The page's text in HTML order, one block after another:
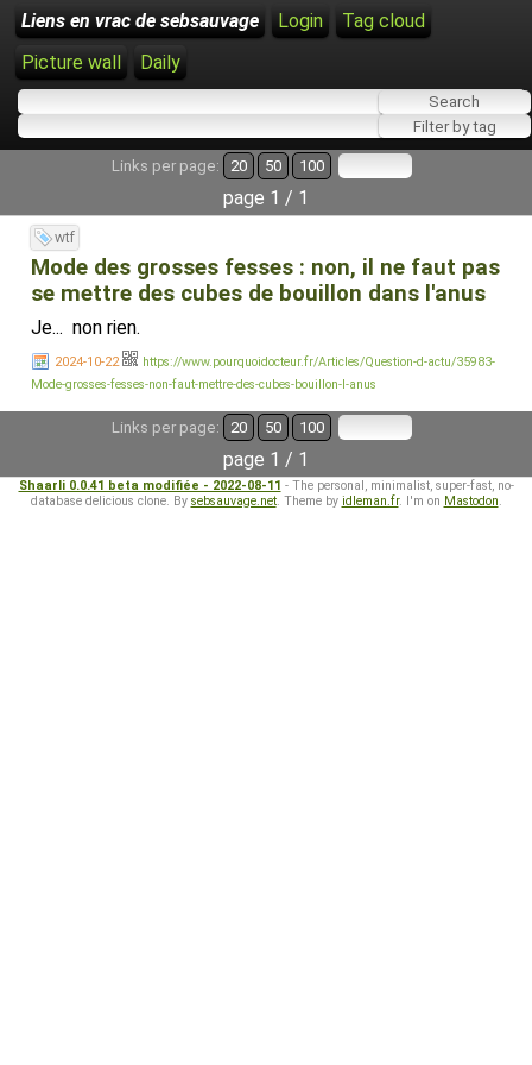
Liens en vrac de sebsauvage Login
Tag cloud
Picture wall
Daily
Links per page: 20 50 100
page 1 / 1
wtf
Mode des grosses fesses : non, il ne faut pas
se mettre des cubes de bouillon dans l'anus
Je... non rien.
2024-10-22
https://www.pourquoidocteur.fr/Articles/Question-d-actu/35983-
Mode-grosses-fesses-non-faut-mettre-des-cubes-bouillon-l-anus
Links per page: 20 50 100
page 1 / 1
Shaarli 0.0.41 beta modifiée - 2022-08-11 - The personal, minimalist, super-fast, no-
database delicious clone. By sebsauvage.net. Theme by idleman.fr. I'm on Mastodon.